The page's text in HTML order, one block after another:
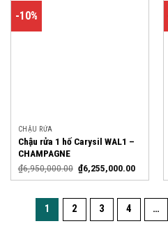
-10%
CHẬU RỬA
Chậu rửa 1 hố Carysil WAL1 –
CHAMPAGNE
₫6,950,000.00 ₫6,255,000.00
1 2 3 4 …